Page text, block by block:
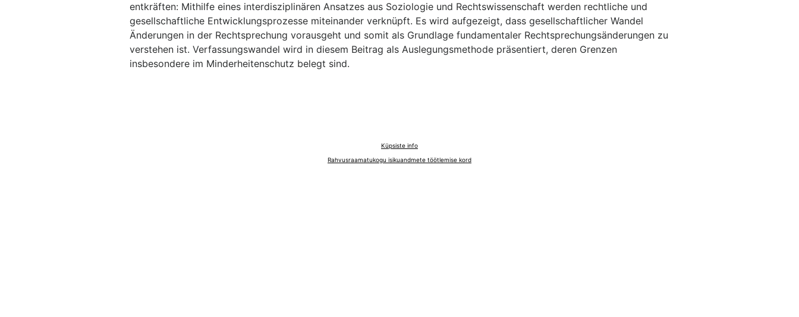
entkräften: Mithilfe eines interdisziplinären Ansatzes aus Soziologie und Rechtswissenschaft werden rechtliche und
gesellschaftliche Entwicklungsprozesse miteinander verknüpft. Es wird aufgezeigt, dass gesellschaftlicher Wandel
Änderungen in der Rechtsprechung vorausgeht und somit als Grundlage fundamentaler Rechtsprechungsänderungen zu
verstehen ist. Verfassungswandel wird in diesem Beitrag als Auslegungsmethode präsentiert, deren Grenzen
insbesondere im Minderheitenschutz belegt sind.
Küpsiste info
Rahvusraamatukogu isikuandmete töötlemise kord